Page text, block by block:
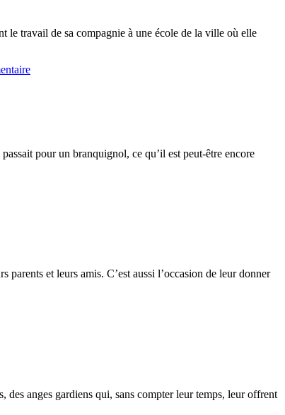
le travail de sa compagnie à une école de la ville où elle
pour un branquignol, ce qu’il est peut-être encore
et leurs amis. C’est aussi l’occasion de leur donner
des anges gardiens qui, sans compter leur temps, leur offrent